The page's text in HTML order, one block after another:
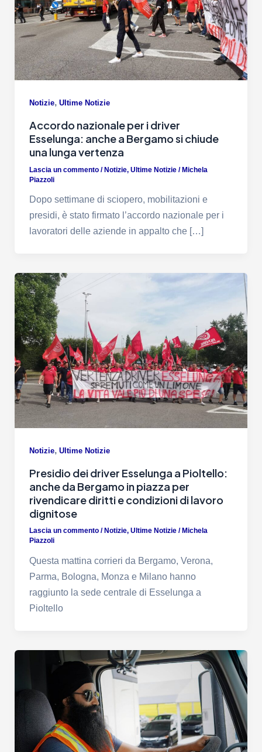
Notizie, Ultime Notizie
Accordo nazionale per i driver
Esselunga: anche a Bergamo si chiude
una lunga vertenza
Lascia un commento /Notizie, Ultime Notizie/Michela
Piazzoli
Dopo settimane di sciopero, mobilitazioni e
presidi, è stato firmato l’accordo nazionale per i
lavoratori delle aziende in appalto che […]
Notizie, Ultime Notizie
Presidio dei driver Esselunga a Pioltello:
anche da Bergamo in piazza per
rivendicare diritti e condizioni di lavoro
dignitose
Lascia un commento / Notizie, Ultime Notizie/ Michela
Piazzoli
Questa mattina corrieri da Bergamo, Verona,
Parma, Bologna, Monza e Milano hanno
raggiunto la sede centrale di Esselunga a
Pioltello